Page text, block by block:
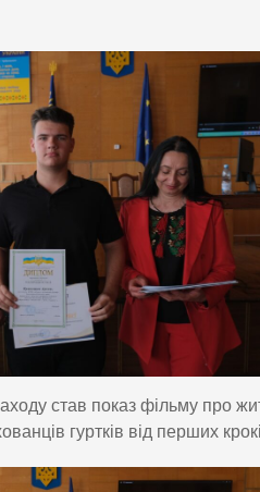
став показ фільму про
гуртків від перших